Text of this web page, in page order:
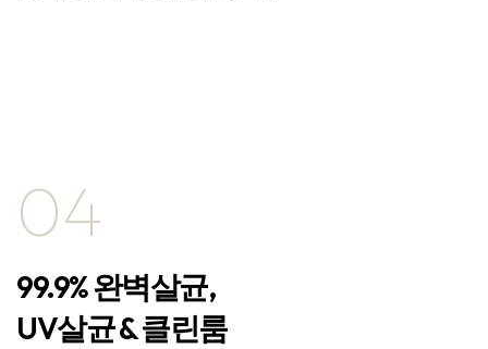
04
99.9% 완벽살균,
UV살균 & 클린룸